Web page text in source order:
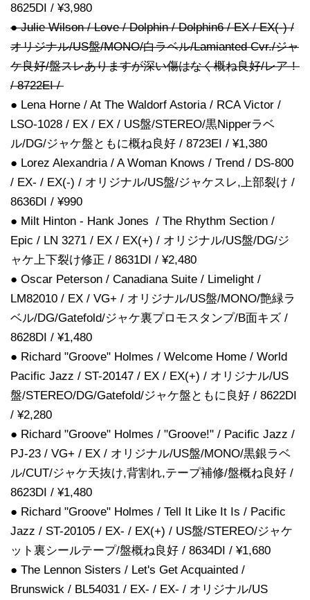
8625DI / ¥3,980
● Julie Wilson / Love / Dolphin / Dolphin6 / EX / EX(-) /
オリジナル/US盤/MONO/白ラベル/Lamianted Cvr./ジャ
ケ良好/盤スレありますが深い傷はなく概ね良好/レア！
/ 8722EI /
● Lena Horne / At The Waldorf Astoria / RCA Victor /
LSO-1028 / EX / EX / US盤/STEREO/黒Nipperラベ
ル/DG/ジャケ盤ともに概ね良好 / 8723EI / ¥1,380
● Lorez Alexandria / A Woman Knows / Trend / DS-800
/ EX- / EX(-) / オリジナル/US盤/ジャケスレ,上部裂け /
8636DI / ¥990
● Milt Hinton - Hank Jones / The Rhythm Section /
Epic / LN 3271 / EX / EX(+) / オリジナル/US盤/DG/ジ
ャケ上下裂け修正 / 8631DI / ¥2,480
● Oscar Peterson / Canadiana Suite / Limelight /
LM82010 / EX / VG+ / オリジナル/US盤/MONO/艶緑ラ
ベル/DG/Gatefold/ジャケ裏プロモスタンプ/B面キズ /
8628DI / ¥1,480
● Richard "Groove" Holmes / Welcome Home / World
Pacific Jazz / ST-20147 / EX / EX(+) / オリジナル/US
盤/STEREO/DG/Gatefold/ジャケ盤ともに良好 / 8622DI
/ ¥2,280
● Richard "Groove" Holmes / "Groove!" / Pacific Jazz /
PJ-23 / VG+ / EX / オリジナル/US盤/MONO/黒銀ラベ
ル/CUT/ジャケ天抜け,背割れ,テープ補修/盤概ね良好 /
8623DI / ¥1,480
● Richard "Groove" Holmes / Tell It Like It Is / Pacific
Jazz / ST-20105 / EX- / EX(+) / US盤/STEREO/ジャケ
ット裏シールテープ/盤概ね良好 / 8634DI / ¥1,680
● The Lennon Sisters / Let's Get Acquainted /
Brunswick / BL54031 / EX- / EX- / オリジナル/US